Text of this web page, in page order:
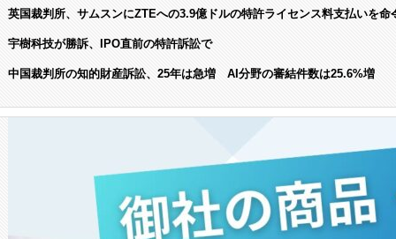
英国裁判所、サムスンにZTEへの3.9億ドルの特許ライセンス料支払いを命
宇樹科技が勝訴、IPO直前の特許訴訟で
中国裁判所の知的財産訴訟、25年は急増 AI分野の審結件数は25.6%増